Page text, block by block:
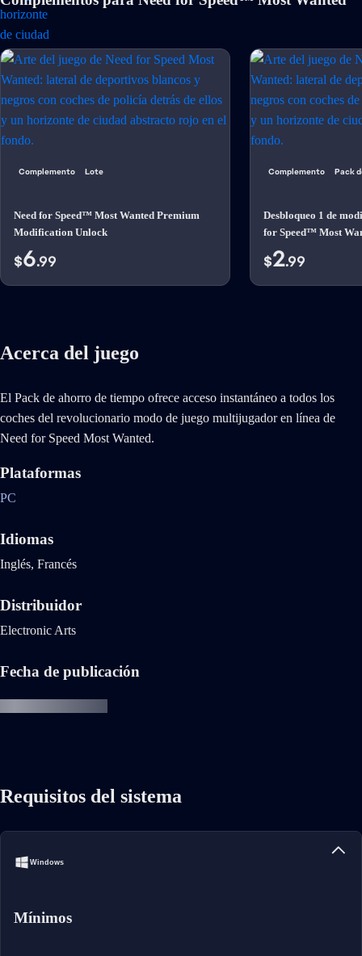
Complemento Lote
Need for Speed™ Most Wanted Premium
Modification Unlock
$6.99
Complemento Pack
Desbloqueo 1 de
for Speed™ Most
$2.99
Acerca del juego
El Pack de ahorro de tiempo ofrece acceso instantáneo a todos los
coches del revolucionario modo de juego multijugador en línea de
Need for Speed Most Wanted.
Plataformas
PC
Idiomas
Inglés, Francés
Distribuidor
Electronic Arts
Fecha de publicación
Requisitos del sistema
Windows
Mínimos